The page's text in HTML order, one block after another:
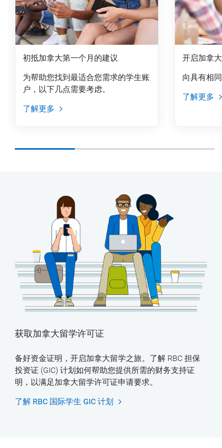
初抵加拿大第一个月的建议
为帮助您找到最适合您需求的学生账
户，以下几点需要考虑。
了解更多
开启加拿
向具有相
了解更多
获取加拿大留学许可证
备好资金证明，开启加拿大留学之旅。了解 RBC 担保
投资证 (GIC) 计划如何帮助您提供所需的财务支持证
明，以满足加拿大留学许可证申请要求。
了解 RBC 国际学生 GIC 计划